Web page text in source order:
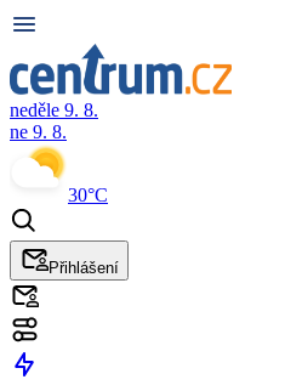
neděle 9. 8.
ne 9. 8.
30°C
Přihlášení